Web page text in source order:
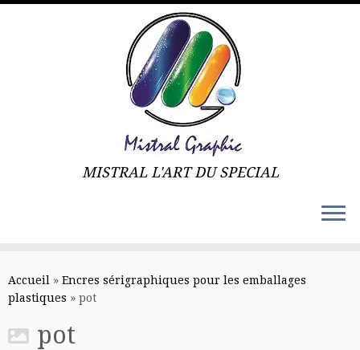
content
MISTRAL L'ART DU SPECIAL
Accueil » Encres sérigraphiques pour les emballages
plastiques » pot
pot